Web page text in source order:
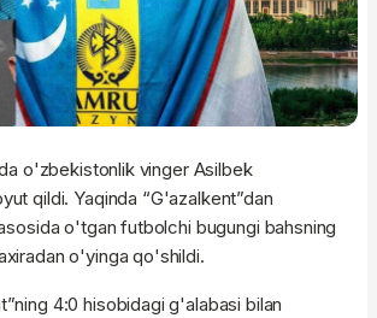
o'zbekistonlik vinger Asilbek
qildi. Yaqinda “G'azalkent”dan
o'tgan futbolchi bugungi bahsning
o'yinga qo'shildi.
4:0 hisobidagi g'alabasi bilan